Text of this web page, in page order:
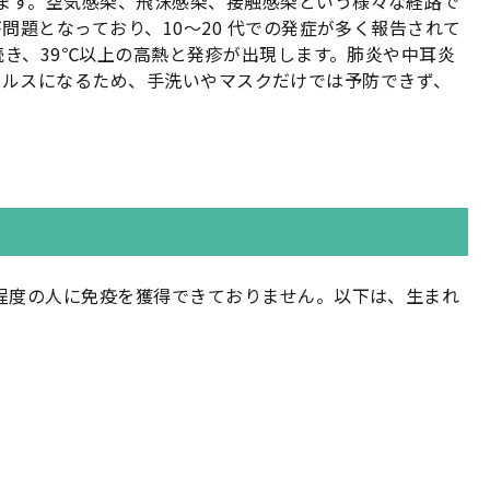
題となっており、10〜20 代での発症が多く報告されて
、39℃以上の高熱と発疹が出現します。肺炎や中耳炎
になるため、手洗いやマスクだけでは予防できず、
の人に免疫を獲得できておりません。以下は、生まれ